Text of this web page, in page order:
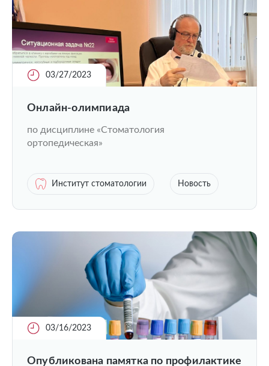
03/27/2023
Онлайн-олимпиада
по дисциплине «Стоматология
ортопедическая»
Институт стоматологии Новость
03/16/2023
Опубликована памятка по профилактике